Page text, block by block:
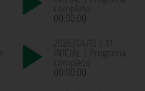
completo
00:00:00
2026/04/13 | 11
INICIAL | Programa
completo
00:00:00